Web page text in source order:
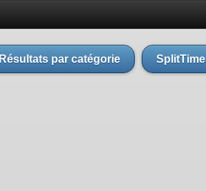
Résultats par catégorie